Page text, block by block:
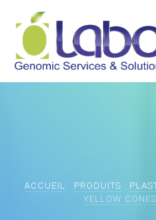
ACCUEIL PRODUITS
YELLOW